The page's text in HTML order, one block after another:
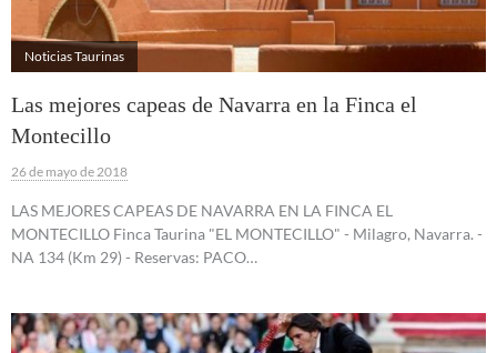
Noticias Taurinas
Las mejores capeas de Navarra en la Finca el
Montecillo
26 de mayo de 2018
LAS MEJORES CAPEAS DE NAVARRA EN LA FINCA EL
MONTECILLO Finca Taurina "EL MONTECILLO" - Milagro, Navarra. -
NA 134 (Km 29) - Reservas: PACO…